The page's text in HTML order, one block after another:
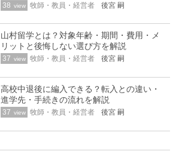
38 view 牧師・教員・経営者 後宮 嗣
山村留学とは？対象年齢・期間・費用・メ
リットと後悔しない選び方を解説
37 view 牧師・教員・経営者 後宮 嗣
高校中退後に編入できる？転入との違い・
進学先・手続きの流れを解説
37 view 牧師・教員・経営者 後宮 嗣